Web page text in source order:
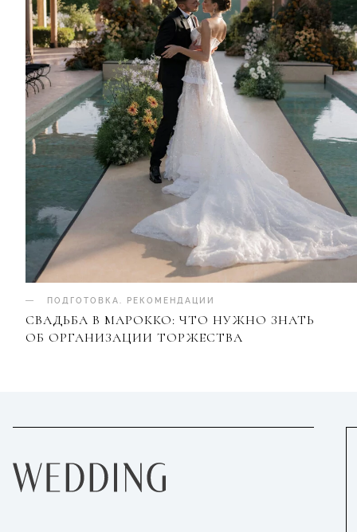
ПОДГОТОВКА. РЕКОМЕНДАЦИИ
СВАДЬБА В МАРОККО: ЧТО НУЖНО ЗНАТЬ
ОБ ОРГАНИЗАЦИИ ТОРЖЕСТВА